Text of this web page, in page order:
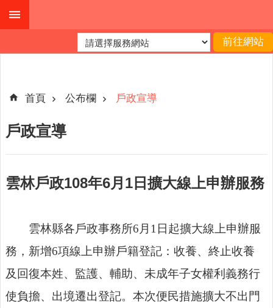
跳到主要內容區塊
階
縣
所
地
公
欄
首頁 公布欄 戶政宣導
戶政宣導
雲林戶政108年6月1日擴大線上申辦服務
雲林縣各戶政事務所6月1日起擴大線上申辦服
務，新增6項線上申辦戶籍登記：收養、終止收養
及回復本姓、監護、輔助、未成年子女權利義務行
使負擔、出境遷出登記。本次便民措施擴大不出門